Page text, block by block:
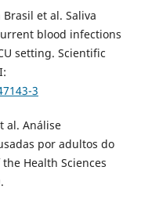
Brasil et al. Saliva
blood infections
setting. Scientific
3
al. Análise
por adultos do
Health Sciences